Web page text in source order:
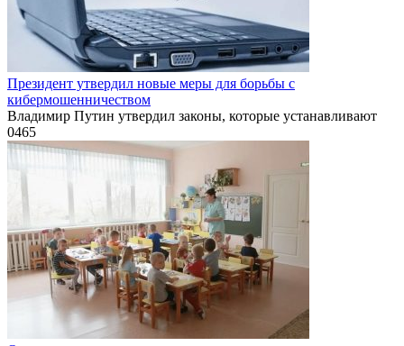
Президент утвердил новые меры для борьбы с
кибермошенничеством
Владимир Путин утвердил законы, которые устанавливают
0465